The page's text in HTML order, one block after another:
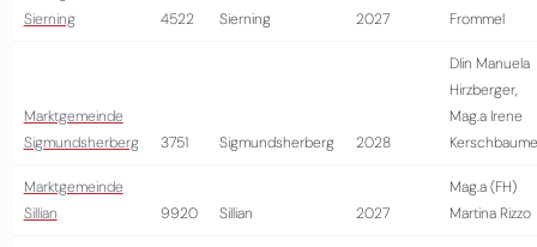
Sierning
4522 Sierning 2027
Frommel
Marktgemeinde
Sigmundsherberg
3751 Sigmundsherberg 2028
DIin Manuela
Hirzberger,
Mag.a Irene
Marktgemeinde
Sillian
9920 Sillian 2027
Mag.a (FH)
Martina Rizzo